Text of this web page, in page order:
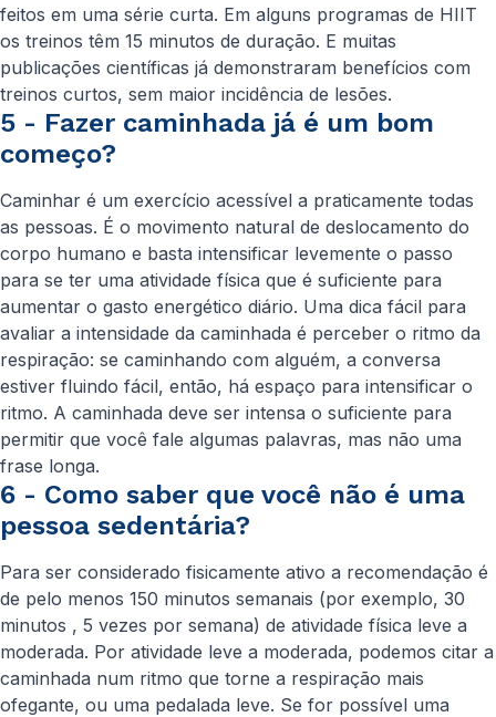
feitos em uma série curta. Em alguns programas de HIIT
os treinos têm 15 minutos de duração. E muitas
publicações científicas já demonstraram benefícios com
treinos curtos, sem maior incidência de lesões.
5 - Fazer caminhada já é um bom
começo?
Caminhar é um exercício acessível a praticamente todas
as pessoas. É o movimento natural de deslocamento do
corpo humano e basta intensificar levemente o passo
para se ter uma atividade física que é suficiente para
aumentar o gasto energético diário. Uma dica fácil para
avaliar a intensidade da caminhada é perceber o ritmo da
respiração: se caminhando com alguém, a conversa
estiver fluindo fácil, então, há espaço para intensificar o
ritmo. A caminhada deve ser intensa o suficiente para
permitir que você fale algumas palavras, mas não uma
frase longa.
6 - Como saber que você não é uma
pessoa sedentária?
Para ser considerado fisicamente ativo a recomendação é
de pelo menos 150 minutos semanais (por exemplo, 30
minutos , 5 vezes por semana) de atividade física leve a
moderada. Por atividade leve a moderada, podemos citar a
caminhada num ritmo que torne a respiração mais
ofegante, ou uma pedalada leve. Se for possível uma